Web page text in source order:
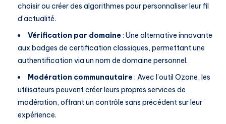
choisir ou créer des algorithmes pour personnaliser leur fil
d’actualité.
Vérification par domaine: Une alternative innovante
aux badges de certification classiques, permettant une
authentification via un nom de domaine personnel.
Modération communautaire: Avec l’outil Ozone, les
utilisateurs peuvent créer leurs propres services de
modération, offrant un contrôle sans précédent sur leur
expérience.